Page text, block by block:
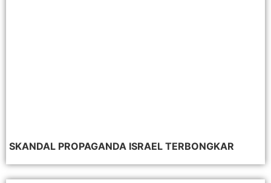
SKANDAL PROPAGANDA ISRAEL TERBONGKAR